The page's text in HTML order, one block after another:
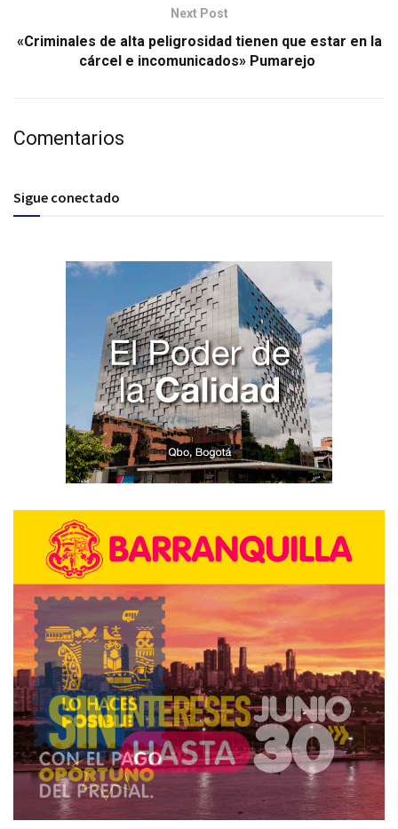
Next Post
«Criminales de alta peligrosidad tienen que estar en la
cárcel e incomunicados» Pumarejo
Comentarios
Sigue conectado